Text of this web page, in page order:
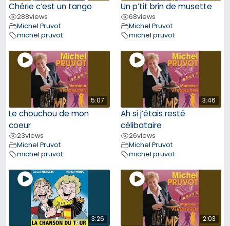
Chérie c’est un tango
288views
Michel Pruvot
michel pruvot
Un p’tit brin de musette
68views
Michel Pruvot
michel pruvot
5:07
Le chouchou de mon
coeur
23views
Michel Pruvot
michel pruvot
3:46
Ah si j’étais resté
célibataire
26views
Michel Pruvot
michel pruvot
3:26 2:03